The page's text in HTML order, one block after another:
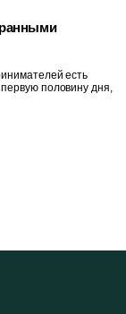
есть
половину дня,